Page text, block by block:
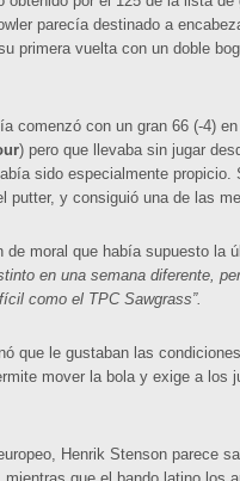
parecía destinado a
primera vuelta con un doble
comenzó con un gran 66 (-4)
) pero que llevaba sin jugar
sido especialmente
putter, y consiguió una de las
moral que había supuesto la
en una semana diferente,
como el TPC Sawgrass”.
que le gustaban las
mover la bola y exige a los
Henrik Stenson parece